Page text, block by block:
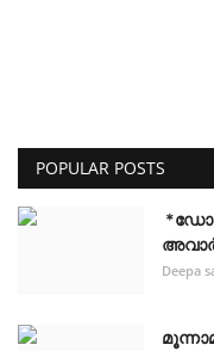
POPULAR POSTS
Deepa